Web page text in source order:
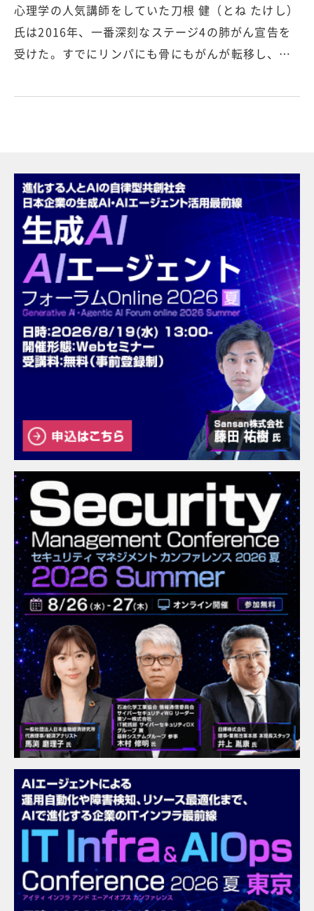
心理学の人気講師をしていた刀根 健（とね たけし）
氏は2016年、一番深刻なステージ4の肺がん宣告を
受けた。すでにリンパにも骨にもがんが転移し、…